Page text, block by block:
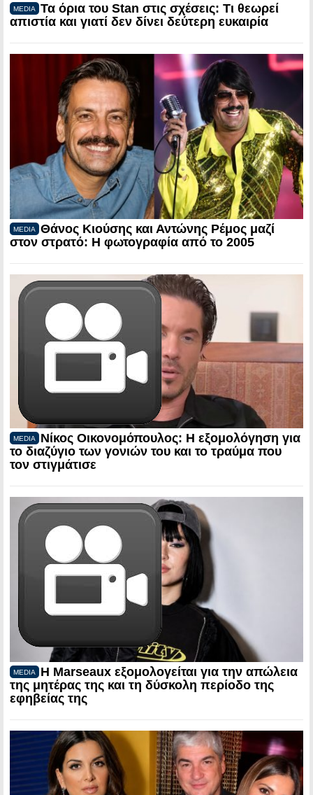
MEDIA
Τα όρια του Stan στις σχέσεις: Τι θεωρεί
απιστία και γιατί δεν δίνει δεύτερη ευκαιρία
MEDIA
Θάνος Κιούσης και Αντώνης Ρέμος μαζί
στον στρατό: Η φωτογραφία από το 2005
MEDIA
Νίκος Οικονομόπουλος: Η εξομολόγηση για
το διαζύγιο των γονιών του και το τραύμα που
τον στιγμάτισε
MEDIA
Η Marseaux εξομολογείται για την απώλεια
της μητέρας της και τη δύσκολη περίοδο της
εφηβείας της